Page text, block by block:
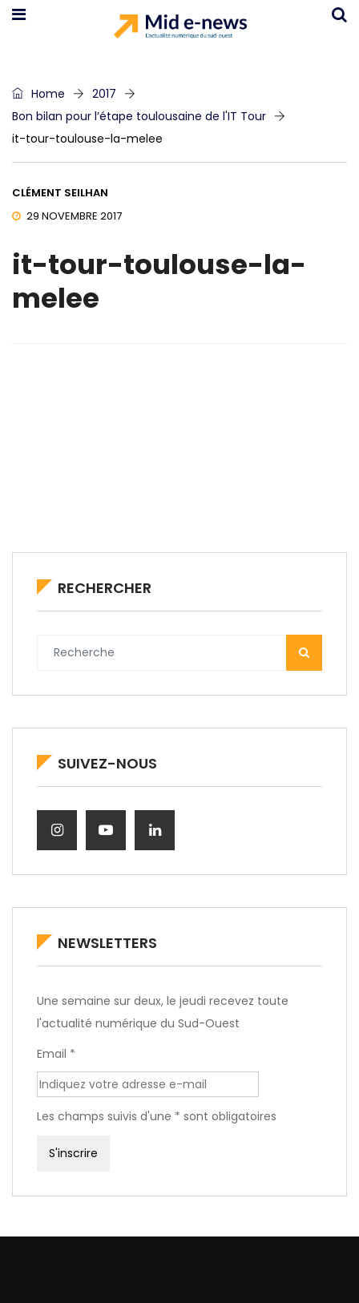
Home
2017
Bon bilan pour l’étape toulousaine de l'IT Tour
it-tour-toulouse-la-melee
CLÉMENT SEILHAN
29 NOVEMBRE 2017
it-tour-toulouse-la-
melee
RECHERCHER
SUIVEZ-NOUS
NEWSLETTERS
Une semaine sur deux, le jeudi recevez toute
l'actualité numérique du Sud-Ouest
Email *
Les champs suivis d'une * sont obligatoires